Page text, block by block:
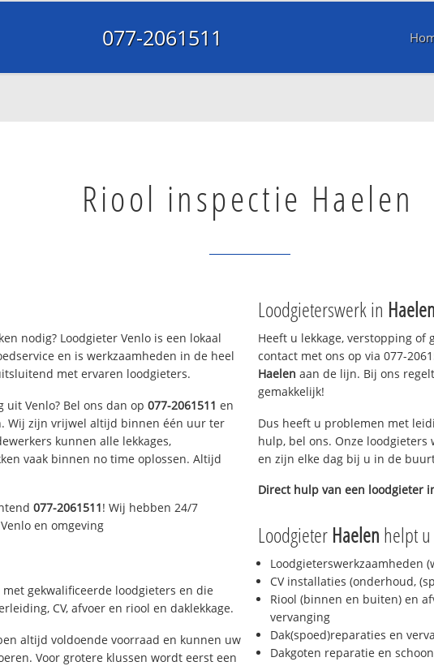
077-2061511
Riool inspectie Haelen
nodig? Loodgieter Venlo is een lokaal
en is werkzaamheden in de heel
met ervaren loodgieters.
uit Venlo? Bel ons dan op077-2061511 en
Wij zijn vrijwel altijd binnen één uur ter
kunnen alle lekkages,
vaak binnen no time oplossen. Altijd
077-2061511! Wij hebben 24/7
en omgeving
gekwalificeerde loodgieters en die
CV, afvoer en riool en daklekkage.
altijd voldoende voorraad en kunnen uw
Voor grotere klussen wordt eerst een
Loodgieterswerk in Haelen
Heeft u lekkage, verstopping of
contact met ons op via 077-
Haelen aan de lijn. Bij ons
gemakkelijk!
Dus heeft u problemen met
hulp, bel ons. Onze
en zijn elke dag bij u in de
Direct hulp van een loodgieter
Loodgieter Haelen helpt
Loodgieterswerkzaamheden
CV installaties (onderhoud,
Riool (binnen en buiten) en
vervanging
Dak(spoed)reparaties en
Dakgoten reparatie en